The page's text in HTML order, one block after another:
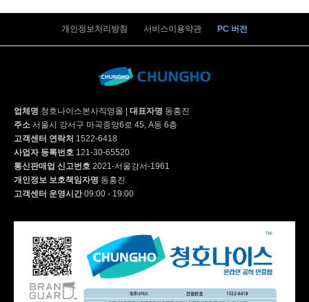
개인정보처리방침 서비스이용약관 PC 버전
업체명 청호나이스본사직영몰 대표자명 동홍진
주소 서울시 강서구 마곡중앙6로 45, A동 6층
고객센터 연락처 1522-6418
사업자 등록번호 121-30-65520
통신판매업 신고번호 2021-서울강서-1961
개인정보 보호책임자명 동홍진
고객센터 운영시간09:00 - 19:00